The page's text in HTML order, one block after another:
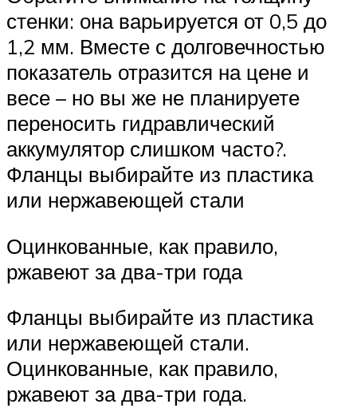
стенки: она варьируется от 0,5 до
1,2 мм. Вместе с долговечностью
показатель отразится на цене и
весе – но вы же не планируете
переносить гидравлический
аккумулятор слишком часто?.
Фланцы выбирайте из пластика
или нержавеющей стали
Оцинкованные, как правило,
ржавеют за два-три года
Фланцы выбирайте из пластика
или нержавеющей стали.
Оцинкованные, как правило,
ржавеют за два-три года.